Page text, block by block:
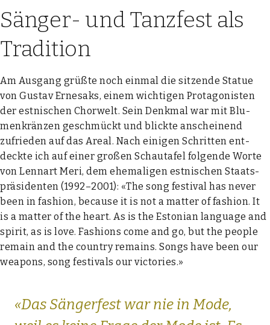
Sänger- und Tanzfest als
Tradition
Am Aus­gang grüß­te noch ein­mal die sit­zen­de Sta­tue
von Gus­tav Erne­saks, einem wich­ti­gen Prot­ago­nis­ten
der est­ni­schen Chor­welt. Sein Denk­mal war mit Blu­
men­krän­zen geschmückt und blick­te anschei­nend
zufrie­den auf das Are­al. Nach eini­gen Schrit­ten ent­
deck­te ich auf einer gro­ßen Schau­ta­fel fol­gen­de Wor­te
von Lenn­art Meri, dem ehe­ma­li­gen est­ni­schen Staats­
prä­si­den­ten (1992–2001): «The song fes­ti­val has never
been in fashion, becau­se it is not a mat­ter of fashion. It
is a mat­ter of the heart. As is the Esto­ni­an lan­guage and
spi­rit, as is love. Fashions come and go, but the peo­p­le
remain and the coun­try remains. Songs have been our
wea­pons, song fes­ti­vals our vic­to­ries.»
«Das Sän­ger­fest war nie in Mode,